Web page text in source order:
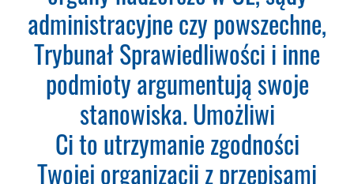
musisz podawać karty płatniczej.
Wystarczy, że wypełnisz formularz
a na podany adres e-mail otrzymasz
fakturę VAT do opłacenia. Ważne:
Dopiero po zaksięgowaniu płatności
– system utworzy konto
użytkownika oraz uruchomi
subskrypcję. Dopiero od tego
administracyjne czy powszechne,
Trybunał Sprawiedliwości i inne
podmioty argumentują swoje
stanowiska. Umożliwi
Ci to utrzymanie zgodności
Twojej organizacji z przepisami